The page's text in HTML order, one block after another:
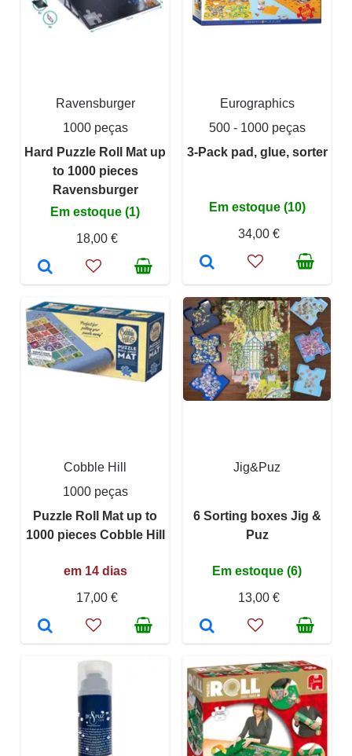
Ravensburger
1000 peças
Hard Puzzle Roll Mat up
to 1000 pieces
Ravensburger
Em estoque (1)
18,00 €
Eurographics
500 - 1000 peças
3-Pack pad, glue, sorter
Em estoque (10)
34,00 €
Cobble Hill
1000 peças
Puzzle Roll Mat up to
1000 pieces Cobble Hill
em 14 dias
17,00 €
Jig&Puz
6 Sorting boxes Jig &
Puz
Em estoque (6)
13,00 €